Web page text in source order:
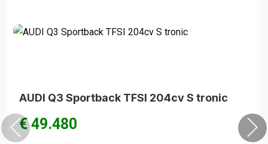
AUDI Q3 Sportback TFSI 204cv S tronic
€ 49.480